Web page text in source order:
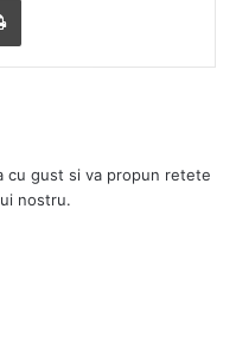
cu gust si va propun retete
nostru.